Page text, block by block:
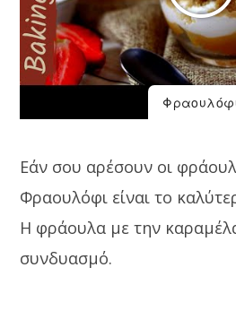
Εάν σου αρέσουν οι
Φραουλόφι είναι το
Η φράουλα με την
συνδυασμό.